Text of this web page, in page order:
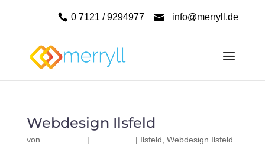
0 7121 / 9294977 info@merryll.de
Webdesign Ilsfeld
von | | Ilsfeld Webdesign Ilsfeld